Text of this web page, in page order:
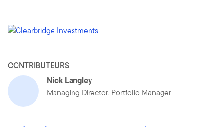
CONTRIBUTEURS
Nick Langley
Managing Director, Portfolio Manager